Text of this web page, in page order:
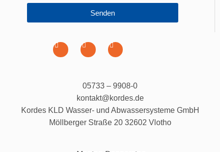
Senden
05733 – 9908-0
kontakt@kordes.de
Kordes KLD Wasser- und Abwassersysteme GmbH
Möllberger Straße 20 32602 Vlotho